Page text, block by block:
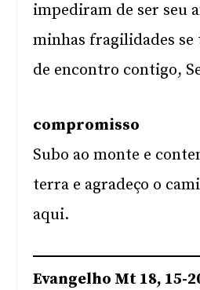
impediram de ser seu
minhas fragilidades
de encontro contigo,
compromisso
Subo ao monte e
terra e agradeço o
aqui.
Evangelho Mt 18, 15-